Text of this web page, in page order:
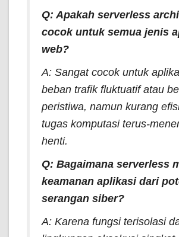
Q: Apakah serverless
cocok untuk semua jenis
web?
A: Sangat cocok untuk
beban trafik fluktuatif atau
peristiwa, namun kurang
tugas komputasi terus-
henti.
Q: Bagaimana serverless
keamanan aplikasi dari
serangan siber?
A: Karena fungsi terisolasi